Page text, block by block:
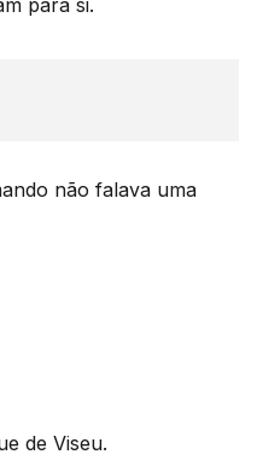
não falava uma
de Viseu.